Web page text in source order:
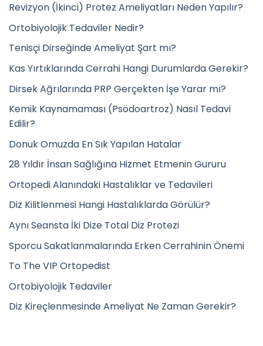
Revizyon (İkinci) Protez Ameliyatları Neden Yapılır?
Ortobiyolojik Tedaviler Nedir?
Tenisçi Dirseğinde Ameliyat Şart mı?
Kas Yırtıklarında Cerrahi Hangi Durumlarda Gerekir?
Dirsek Ağrılarında PRP Gerçekten İşe Yarar mı?
Kemik Kaynamaması (Psödoartroz) Nasıl Tedavi
Edilir?
Donuk Omuzda En Sık Yapılan Hatalar
28 Yıldır İnsan Sağlığına Hizmet Etmenin Gururu
Ortopedi Alanındaki Hastalıklar ve Tedavileri
Diz Kilitlenmesi Hangi Hastalıklarda Görülür?
Aynı Seansta İki Dize Total Diz Protezi
Sporcu Sakatlanmalarında Erken Cerrahinin Önemi
To The VIP Ortopedist
Ortobiyolojik Tedaviler
Diz Kireçlenmesinde Ameliyat Ne Zaman Gerekir?